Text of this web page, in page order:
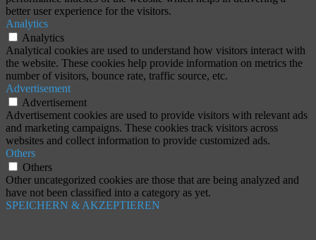
better user experience for the visitors.
Analytics
Analytics
Analytical cookies are used to understand how visitors interact with
the website. These cookies help provide information on metrics the
number of visitors, bounce rate, traffic source, etc.
Advertisement
Advertisement
Advertisement cookies are used to provide visitors with relevant ads
and marketing campaigns. These cookies track visitors across
websites and collect information to provide customized ads.
Others
Others
Other uncategorized cookies are those that are being analyzed and
have not been classified into a category as yet.
SPEICHERN & AKZEPTIEREN